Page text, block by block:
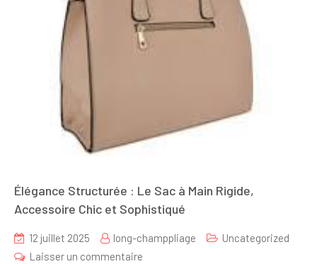
Élégance Structurée : Le Sac à Main Rigide,
Accessoire Chic et Sophistiqué
12 juillet 2025 long-champpliage
Uncategorized
Laisser un commentaire